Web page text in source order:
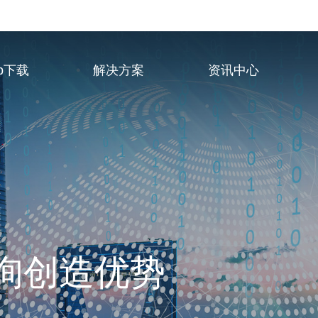
下载 解决方案 资讯中心
创造优势
服务供应商